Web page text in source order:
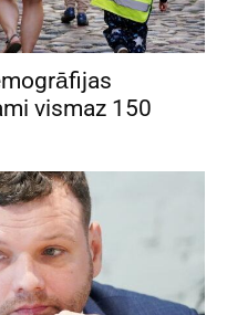
vismaz 150